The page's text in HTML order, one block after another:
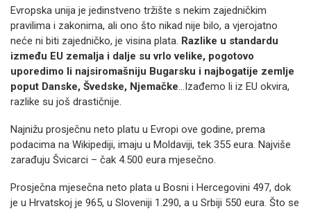
Evropska unija je jedinstveno tržište s nekim zajedničkim
pravilima i zakonima, ali ono što nikad nije bilo, a vjerojatno
neće ni biti zajedničko, je visina plata. Razlike u standardu
između EU zemalja i dalje su vrlo velike, pogotovo
uporedimo li najsiromašniju Bugarsku i najbogatije zemlje
poput Danske, Švedske, Njemačke...Izađemo li iz EU okvira,
razlike su još drastičnije.
Najnižu prosječnu neto platu u Evropi ove godine, prema
podacima na Wikipediji, imaju u Moldaviji, tek 355 eura. Najviše
zarađuju Švicarci – čak 4.500 eura mjesečno.
Prosječna mjesečna neto plata u Bosni i Hercegovini 497, dok
je u Hrvatskoj je 965, u Sloveniji 1.290, a u Srbiji 550 eura. Što se